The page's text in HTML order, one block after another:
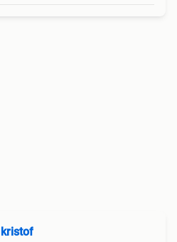
kristof